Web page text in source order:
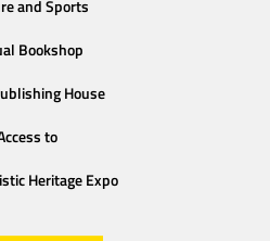
and Sports
Bookshop
House
to
Heritage Expo